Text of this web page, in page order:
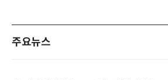
주요뉴스